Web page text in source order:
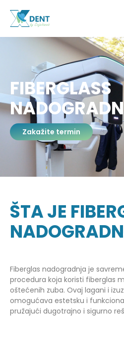
FIBERGLASS
Zakažite termin
ŠTA JE
Fiberglas nadogradnja je
procedura koja koristi fiberglas
oštećenih zuba. Ovaj lagani i
omogućava estetsku i
pružajući dugotrajno i sigurno